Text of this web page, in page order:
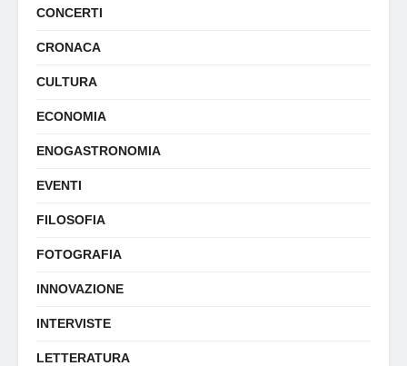
CONCERTI
CRONACA
CULTURA
ECONOMIA
ENOGASTRONOMIA
EVENTI
FILOSOFIA
FOTOGRAFIA
INNOVAZIONE
INTERVISTE
LETTERATURA